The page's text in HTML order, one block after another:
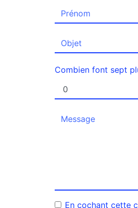
Combien font sept
En cochant cette